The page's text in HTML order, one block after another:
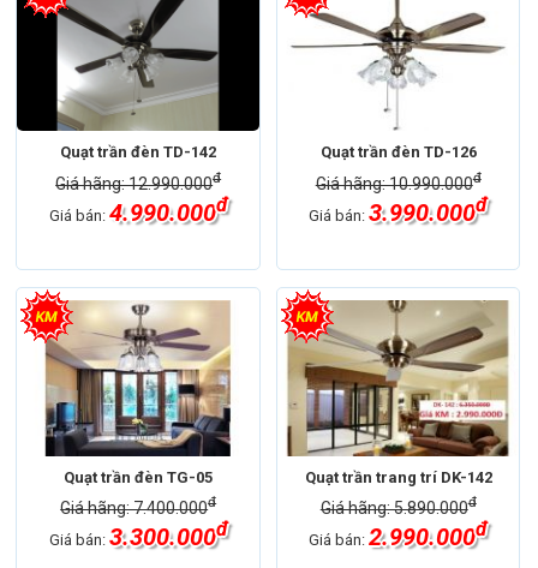
Quạt trần đèn TD-142
Giá hãng: 12.990.000đ
Giá bán: 4.990.000đ
Quạt trần đèn TD-126
Giá hãng: 10.990.000đ
Giá bán:3.990.000đ
Quạt trần đèn TG-05
Giá hãng: 7.400.000đ
Giá bán: 3.300.000đ
Quạt trần trang trí DK-142
Giá hãng: 5.890.000đ
Giá bán:2.990.000đ